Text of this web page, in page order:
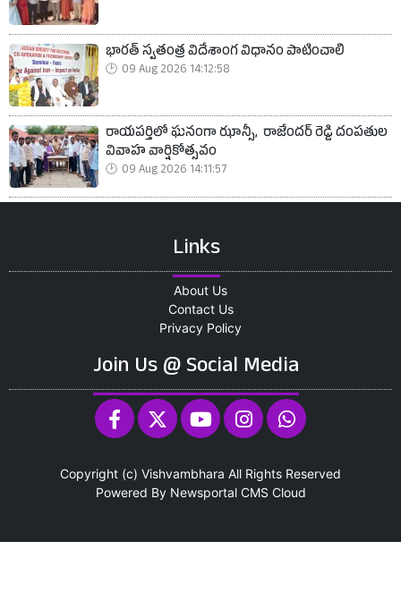
భారత్ స్వతంత్ర విదేశాంగ విధానం పాటించాలి
09 Aug 2026 14:12:58
రాయపర్తిలో ఘనంగా ఝాన్సీ, రాజేందర్ రెడ్డి దంపతుల
వివాహ వార్షికోత్సవం
09 Aug 2026 14:11:57
Links
About Us
Contact Us
Privacy Policy
Join Us @ Social Media
Copyright (c) Vishvambhara All Rights Reserved
Powered By Newsportal CMS Cloud